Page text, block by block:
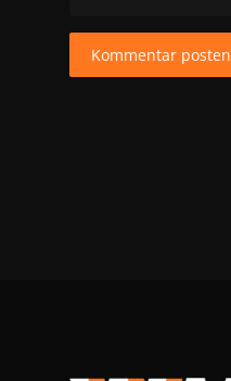
Kommentar posten